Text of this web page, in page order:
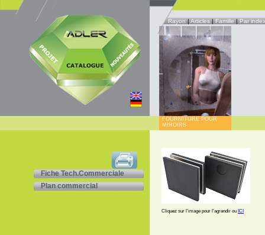
Rayon|Articles|Famille|Par index
Fiche Tech.Commerciale
Plan commercial
FOURNITURE POUR
MIROIRS
Cliquez sur l'image pour l'agrandir ou ICI